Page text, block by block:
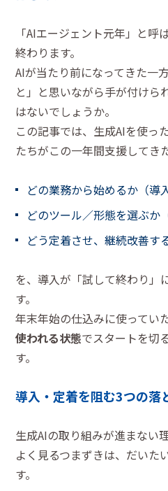
「AIエージェント元年」と
終わります。
AIが当たり前になってきた一
と」と思いながら手が付けら
はないでしょうか。
この記事では、生成AIを使っ
たちがこの一年間支援してき
どの業務から始めるか（導
どのツール／形態を選ぶか
どう定着させ、継続改善す
を、導入が「試して終わり」
す。
年末年始の仕込みに使ってい
使われる状態でスタートを切
す。
導入・定着を阻む3つの落
生成AIの取り組みが進まない
よく見るつまずきは、だいた
す。